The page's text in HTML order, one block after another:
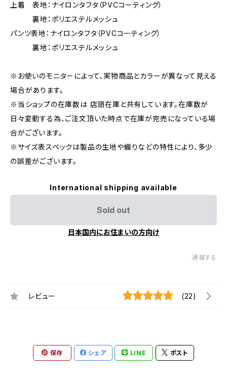
上着 表地：ナイロンタフタ（PVCコーティング）
裏地：ポリエステルメッシュ
パンツ表地：ナイロンタフタ（PVCコーティング）
裏地：ポリエステルメッシュ
※お使いのモニターによって、実物商品とカラーが異なって見える
場合があります。
※当ショップの在庫数は 店頭在庫と共有しています。在庫数が
日々変動する為、ご注文頂いた時点で在庫が完売になっている場
合がございます。
※サイズ表スペックは製品の生地や織りなどの特性により、多少
の誤差がございます。
International shipping available
Sold out
日本国内にお住まいの方向け
通報する
レビュー (22)
保存 シェア LINE ポスト